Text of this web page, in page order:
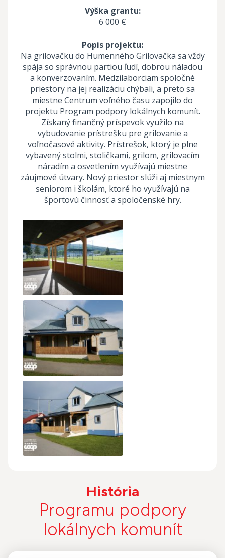
Výška grantu:
6 000 €
Popis projektu:
Na grilovačku do Humenného Grilovačka sa vždy
spája so správnou partiou ľudí, dobrou náladou
a konverzovaním. Medzilaborciam spoločné
priestory na jej realizáciu chýbali, a preto sa
miestne Centrum voľného času zapojilo do
projektu Program podpory lokálnych komunít.
Získaný finančný príspevok využilo na
vybudovanie prístrešku pre grilovanie a
voľnočasové aktivity. Prístrešok, ktorý je plne
vybavený stolmi, stoličkami, grilom, grilovacím
náradím a osvetlením využívajú miestne
záujmové útvary. Nový priestor slúži aj miestnym
seniorom i školám, ktoré ho využívajú na
športovú činnosť a spoločenské hry.
História
Programu podpory
lokálnych komunít